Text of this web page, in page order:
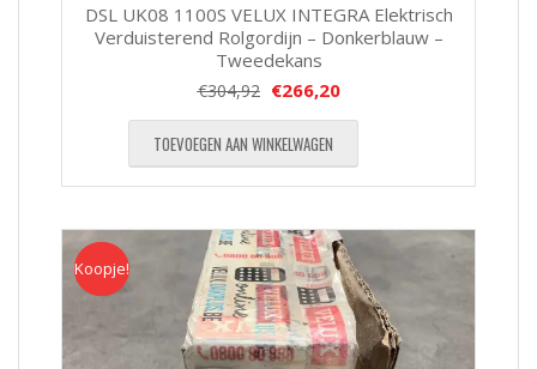
DSL UK08 1100S VELUX INTEGRA Elektrisch
Verduisterend Rolgordijn – Donkerblauw –
Tweedekans
€304,92 €266,20
TOEVOEGEN AAN WINKELWAGEN
Koopje
Koopje!